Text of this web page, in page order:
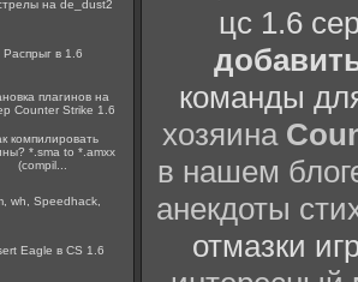
на de_dust2
Распрыг в 1.6
плагинов на
Counter Strike 1.6
компилировать
*.sma to *.amxx
(compil...
wh, Speedhack,
Eagle в CS 1.6
цс 1.6
команды
хозяина
в нашем
анекдоты
отмазки